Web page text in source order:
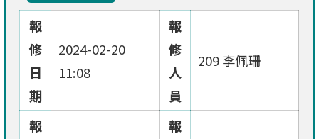
報
修
日
期
2024-02-20
11:08
報
修
人
員
209 李佩珊
報
報